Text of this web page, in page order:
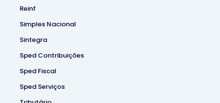
Reinf
Simples Nacional
Sintegra
Sped Contribuições
Sped Fiscal
Sped Serviços